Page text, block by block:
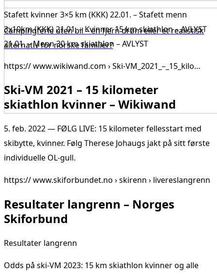
Campingferie uten bil – en fjern drøm eller et realistisk
alternativ for norske familier?
Stafett kvinner 3×5 km (KKK) 22.01. – Stafett menn
3x10km (KKK) 21.01. – Kvinner 15 km skiathlon – AVLYST
21.01. – Menn 30 km skiathlon – AVLYST
https:// www.wikiwand.com › Ski-VM_2021_–_15_kilo…
Ski-VM 2021 – 15 kilometer
skiathlon kvinner – Wikiwand
5. feb. 2022 — FØLG LIVE: 15 kilometer fellesstart med
skibytte, kvinner. Følg Therese Johaugs jakt på sitt første
individuelle OL-gull.
https:// www.skiforbundet.no › skirenn › livereslangrenn
Resultater langrenn – Norges
Skiforbund
Resultater langrenn
Odds på ski-VM 2023: 15 km skiathlon kvinner og alle